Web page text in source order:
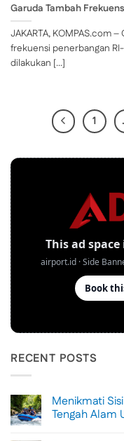
Garuda Tambah
JAKARTA, KOMPAS.com
frekuensi penerbangan
dilakukan [...]
1
RECENT POSTS
Menikmati
Tengah Alam